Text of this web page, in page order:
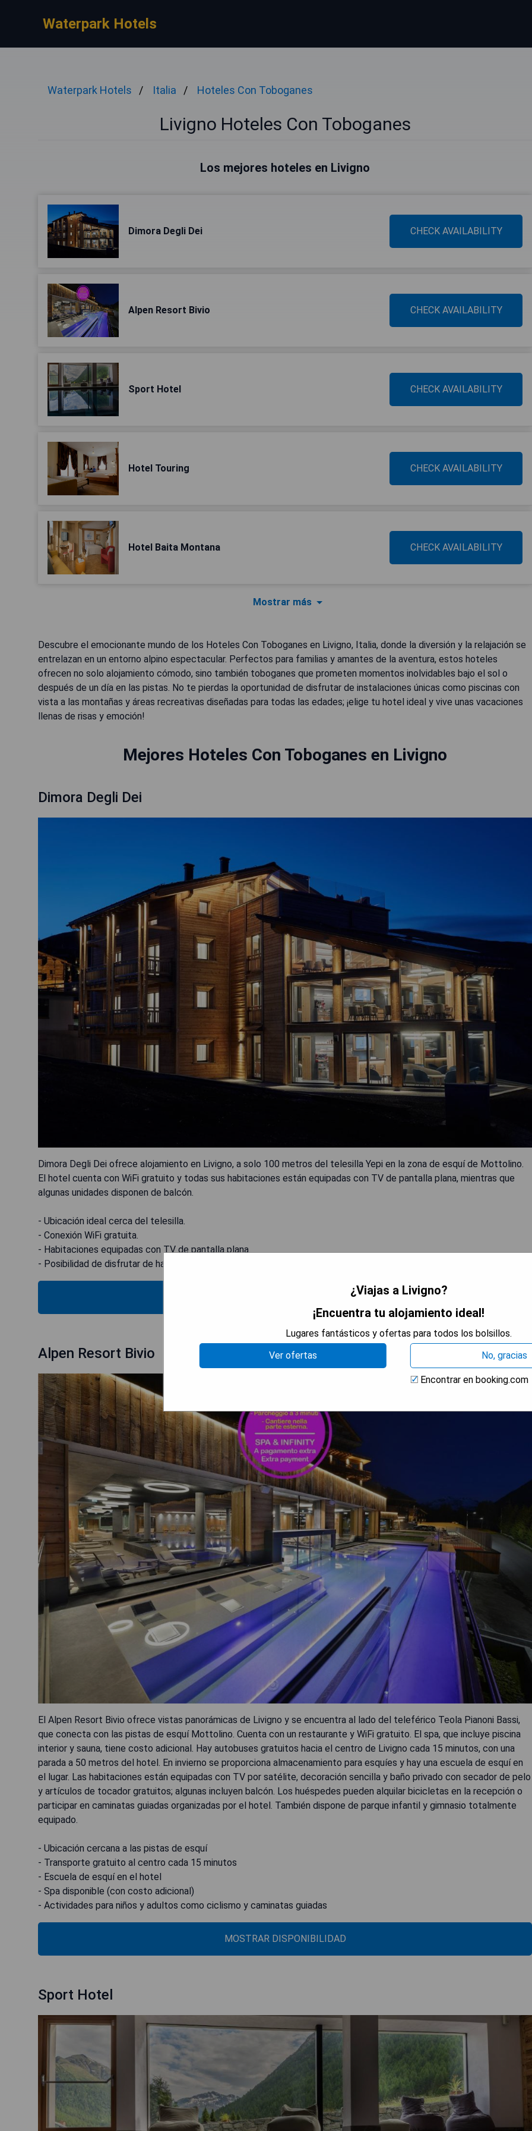
Waterpark Hotels
Waterpark Hotels Italia Hoteles Con Toboganes
Livigno Hoteles Con Toboganes
Los mejores hoteles en Livigno
Dimora Degli Dei CHECK AVAILABILITY
Alpen Resort Bivio CHECK AVAILABILITY
Sport Hotel CHECK AVAILABILITY
Hotel Touring CHECK AVAILABILITY
Hotel Baita Montana CHECK AVAILABILITY
Mostrar más
Descubre el emocionante mundo de los Hoteles Con Toboganes en Livigno, Italia, donde la diversión y la relajación se
entrelazan en un entorno alpino espectacular. Perfectos para familias y amantes de la aventura, estos hoteles
ofrecen no solo alojamiento cómodo, sino también toboganes que prometen momentos inolvidables bajo el sol o
después de un día en las pistas. No te pierdas la oportunidad de disfrutar de instalaciones únicas como piscinas con
vista a las montañas y áreas recreativas diseñadas para todas las edades; ¡elige tu hotel ideal y vive unas vacaciones
llenas de risas y emoción!
Mejores Hoteles Con Toboganes en Livigno
Dimora Degli Dei
Dimora Degli Dei ofrece alojamiento en Livigno, a solo 100 metros del telesilla Yepi en la zona de esquí de Mottolino.
El hotel cuenta con WiFi gratuito y todas sus habitaciones están equipadas con TV de pantalla plana, mientras que
algunas unidades disponen de balcón.
- Ubicación ideal cerca del telesilla.
- Conexión WiFi gratuita.
- Habitaciones equipadas con TV de pantalla plana.
- Posibilidad de disfrutar de habitaciones con balcón.
Alpen Resort Bivio
El Alpen Resort Bivio ofrece vistas panorámicas de Livigno y se encuentra al lado del teleférico Teola Pianoni Bassi,
que conecta con las pistas de esquí Mottolino. Cuenta con un restaurante y WiFi gratuito. El spa, que incluye piscina
interior y sauna, tiene costo adicional. Hay autobuses gratuitos hacia el centro de Livigno cada 15 minutos, con una
parada a 50 metros del hotel. En invierno se proporciona almacenamiento para esquíes y hay una escuela de esquí en
el lugar. Las habitaciones están equipadas con TV por satélite, decoración sencilla y baño privado con secador de pelo
y artículos de tocador gratuitos; algunas incluyen balcón. Los huéspedes pueden alquilar bicicletas en la recepción o
participar en caminatas guiadas organizadas por el hotel. También dispone de parque infantil y gimnasio totalmente
equipado.
- Ubicación cercana a las pistas de esquí
- Transporte gratuito al centro cada 15 minutos
- Escuela de esquí en el hotel
- Spa disponible (con costo adicional)
- Actividades para niños y adultos como ciclismo y caminatas guiadas
MOSTRAR DISPONIBILIDAD
Sport Hotel
¿Viajas a Livigno?
¡Encuentra tu alojamiento ideal!
Lugares fantásticos y ofertas para todos los bolsillos.
Ver ofertas
No, gracias
Encontrar en booking.com